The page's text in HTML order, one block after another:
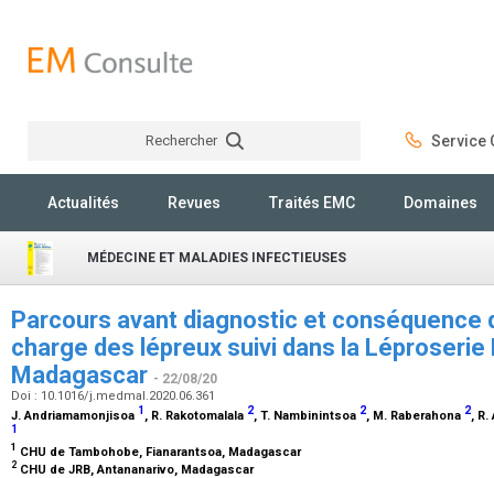
Rechercher Service
Actualités Revues Traités EMC Domaines
MÉDECINE ET MALADIES INFECTIEUSES
Parcours avant diagnostic et conséquence
charge des lépreux suivi dans la Léproserie
Madagascar - 22/08/20
Doi : 10.1016/j.medmal.2020.06.361
J. Andriamamonjisoa 1 , R. Rakotomalala 2, T. Nambinintsoa 2, M. Raberahona 2, R.
1
1 CHU de Tambohobe, Fianarantsoa, Madagascar
2 CHU de JRB, Antananarivo, Madagascar